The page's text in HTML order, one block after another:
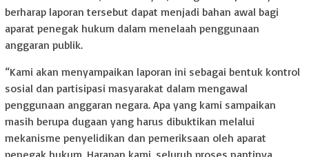
berharap laporan tersebut dapat menjadi bahan awal bagi
aparat penegak hukum dalam menelaah penggunaan
anggaran publik.
“Kami akan menyampaikan laporan ini sebagai bentuk kontrol
sosial dan partisipasi masyarakat dalam mengawal
penggunaan anggaran negara. Apa yang kami sampaikan
masih berupa dugaan yang harus dibuktikan melalui
mekanisme penyelidikan dan pemeriksaan oleh aparat
penegak hukum. Harapan kami, seluruh proses nantinya